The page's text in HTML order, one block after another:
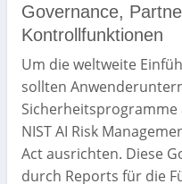
Governance,
Kontrollfunktionen
Um die weltweite
sollten
Sicherheitsprogramme
NIST AI Risk
Act ausrichten. Diese
durch Reports für die